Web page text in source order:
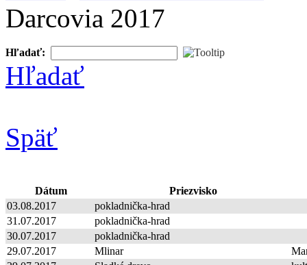
Darcovia 2017
Hľadať:
Hľadať
Späť
Dátum
Priezvisko
03.08.2017
pokladnička-hrad
31.07.2017
pokladnička-hrad
30.07.2017
pokladnička-hrad
29.07.2017
Mlinar